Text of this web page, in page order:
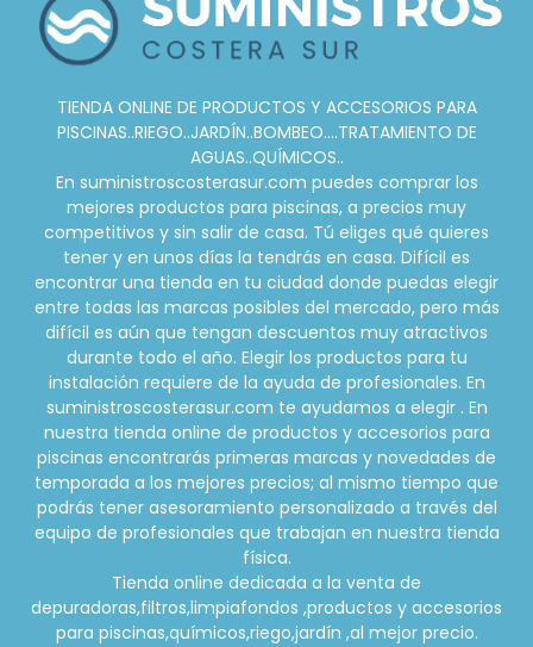
TIENDA ONLINE DE PRODUCTOS Y ACCESORIOS PARA
PISCINAS..RIEGO..JARDÍN..BOMBEO....TRATAMIENTO DE
AGUAS..QUÍMICOS..
En suministroscosterasur.com puedes comprar los
mejores productos para piscinas, a precios muy
competitivos y sin salir de casa. Tú eliges qué quieres
tener y en unos días la tendrás en casa. Difícil es
encontrar una tienda en tu ciudad donde puedas elegir
entre todas las marcas posibles del mercado, pero más
difícil es aún que tengan descuentos muy atractivos
durante todo el año. Elegir los productos para tu
instalación requiere de la ayuda de profesionales. En
suministroscosterasur.com te ayudamos a elegir . En
nuestra tienda online de productos y accesorios para
piscinas encontrarás primeras marcas y novedades de
temporada a los mejores precios; al mismo tiempo que
podrás tener asesoramiento personalizado a través del
equipo de profesionales que trabajan en nuestra tienda
física.
Tienda online dedicada a la venta de
depuradoras,filtros,limpiafondos ,productos y accesorios
para piscinas,químicos,riego,jardín ,al mejor precio.